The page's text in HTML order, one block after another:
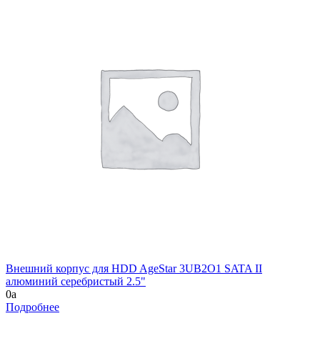
Внешний корпус для HDD AgeStar 3UB2O1 SATA II
алюминий серебристый 2.5"
0a
Подробнее